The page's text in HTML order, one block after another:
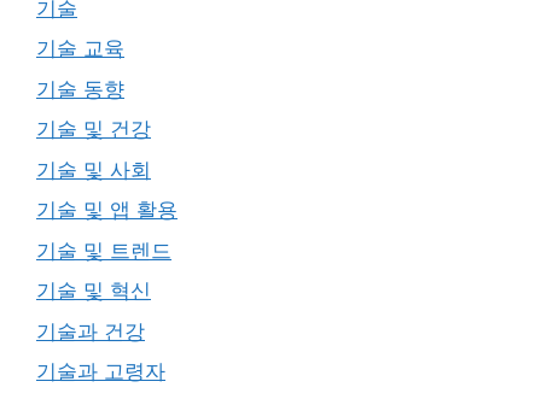
기술
기술 교육
기술 동향
기술 및 건강
기술 및 사회
기술 및 앱 활용
기술 및 트렌드
기술 및 혁신
기술과 건강
기술과 고령자